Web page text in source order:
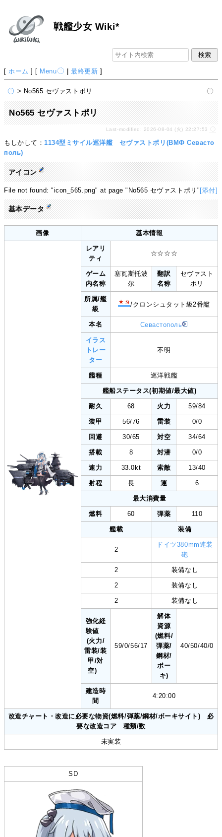
戦艦少女 Wiki*
[ ホーム ] [ Menu |最終更新 ]
> No565 セヴァストポリ
No565 セヴァストポリ
Last-modified: 2026-08-04 (火) 22:27:53
もしかして：1134型ミサイル巡洋艦 セヴァストポリ(ВМФ Севасто
поль)
アイコン
File not found: "icon_565.png" at page "No565 セヴァストポリ"[添付]
基本データ
画像 基本情報
レアリ
ティ
☆☆☆☆
ゲーム
内名称
塞瓦斯托波
尔
翻訳
名称
セヴァスト
ポリ
所属/艦
級
/クロンシュタット級2番艦
本名 Севастополь
イラス
トレー
ター
不明
艦種 巡洋戦艦
艦船ステータス(初期値/最大値)
耐久 68 火力 59/84
装甲 56/76 雷装 0/0
回避 30/65 対空 34/64
搭載 8 対潜 0/0
速力 33.0kt 索敵 13/40
射程 長 運 6
最大消費量
燃料 60 弾薬 110
艦載 装備
2
ドイツ380mm連装
砲
2 装備なし
2 装備なし
2 装備なし
強化経
験値
(火力/
雷装/装
甲/対
空)
59/0/56/17
解体
資源
(燃料/
弾薬/
鋼材/
ボー
キ)
40/50/40/0
建造時
間
4:20:00
改造チャート・改造に必要な物資(燃料/弾薬/鋼材/ボーキサイト) 必
要な改造コア 種類/数
未実装
SD